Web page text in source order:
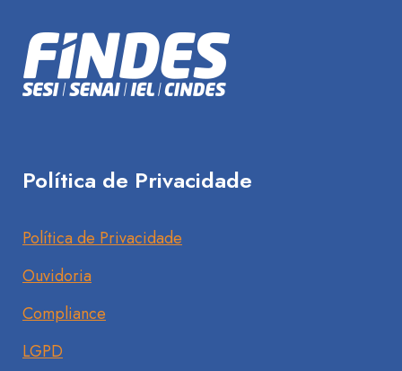
Política de Privacidade
Política de Privacidade
Ouvidoria
Compliance
LGPD